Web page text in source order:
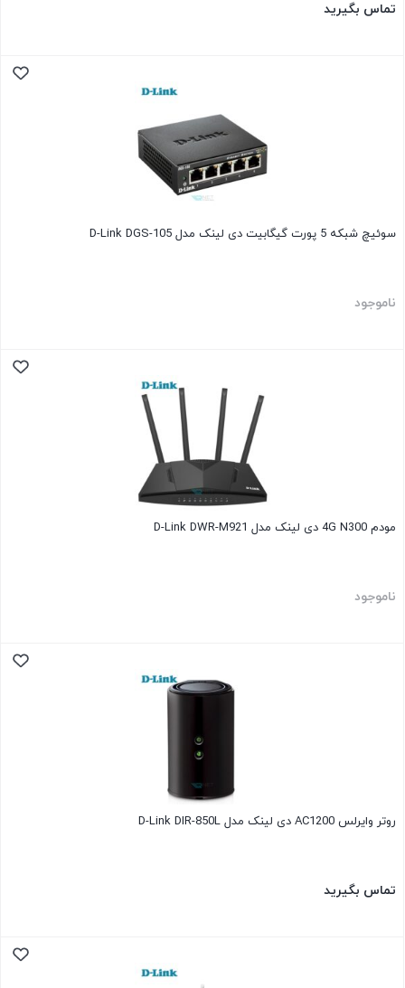
تماس بگیرید
سوئیچ شبکه 5 پورت گیگابیت دی لینک مدل D-Link DGS-105
ناموجود
مودم 4G N300 دی لینک مدل D-Link DWR-M921
ناموجود
روتر وایرلس AC1200 دی لینک مدل D-Link DIR-850L
تماس بگیرید